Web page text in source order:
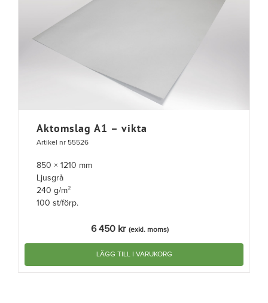
Aktomslag A1 – vikta
Artikel nr 55526
850 × 1210 mm
Ljusgrå
240 g/m²
100 st/förp.
6 450 kr (exkl. moms)
LÄGG TILL I VARUKORG